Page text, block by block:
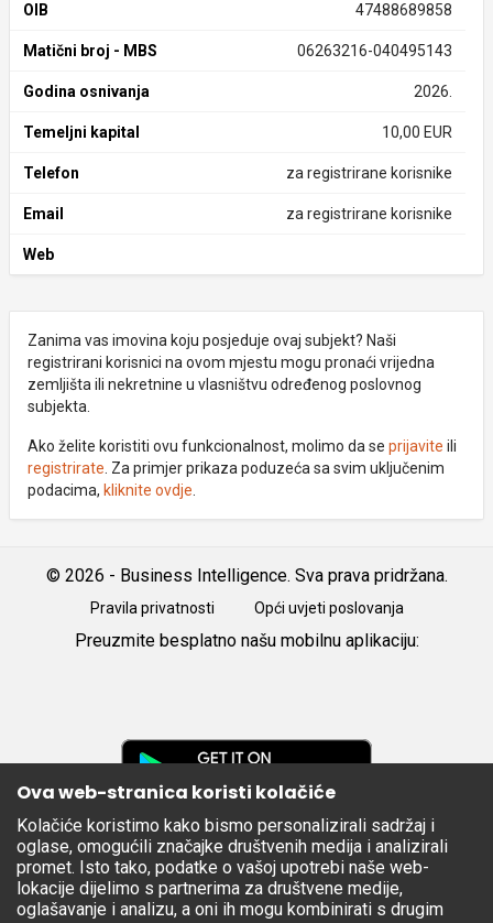
OIB 47488689858
Matični broj - MBS 06263216-040495143
Godina osnivanja 2026.
Temeljni kapital 10,00 EUR
Telefon za registrirane korisnike
Email za registrirane korisnike
Web
Zanima vas imovina koju posjeduje ovaj subjekt? Naši
registrirani korisnici na ovom mjestu mogu pronaći vrijedna
zemljišta ili nekretnine u vlasništvu određenog poslovnog
subjekta.
Ako želite koristiti ovu funkcionalnost, molimo da se prijavite ili
registrirate . Za primjer prikaza poduzeća sa svim uključenim
podacima, kliknite ovdje
© 2026 - Business Intelligence. Sva prava pridržana.
Pravila privatnosti Opći uvjeti poslovanja
Preuzmite besplatno našu mobilnu aplikaciju:
Apple
Store
Ova web-stranica koristi kolačiće
Kolačiće koristimo kako bismo personalizirali sadržaj i
oglase, omogućili značajke društvenih medija i analizirali
promet. Isto tako, podatke o vašoj upotrebi naše web-
lokacije dijelimo s partnerima za društvene medije,
oglašavanje i analizu, a oni ih mogu kombinirati s drugim